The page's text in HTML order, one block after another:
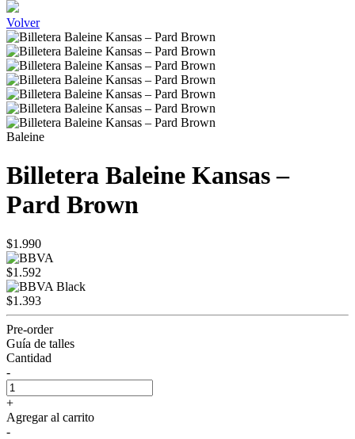
Volver
Baleine
Billetera Baleine Kansas –
Pard Brown
$1.990
$1.592
$1.393
Pre-order
Guía de talles
Cantidad
-
+
Agregar al carrito
-